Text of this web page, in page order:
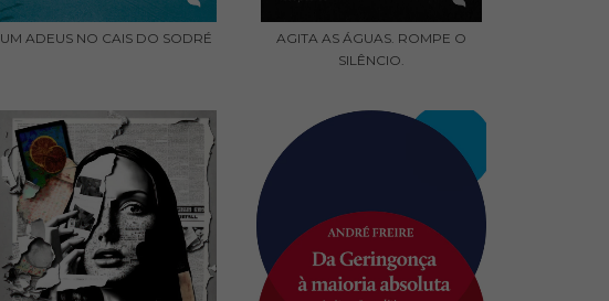
UM ADEUS NO CAIS DO SODRÉ
AGITA AS ÁGUAS. ROMPE O
SILÊNCIO.